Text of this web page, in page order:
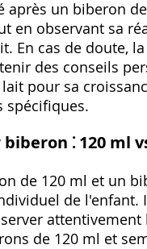
un biberon
en observant sa
En cas de doute,
des conseils
pour sa
spécifiques.
⁚ 120 ml
de 120 ml et un
de l'enfant.
de 120 ml et